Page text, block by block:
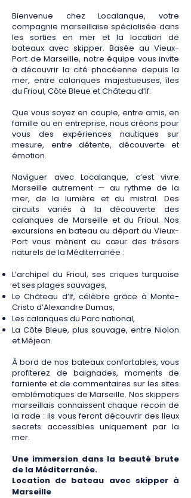
Bienvenue chez Localanque, votre
compagnie marseillaise spécialisée dans
les sorties en mer et la location de
bateaux avec skipper. Basée au Vieux-
Port de Marseille, notre équipe vous invite
à découvrir la cité phocéenne depuis la
mer, entre calanques majestueuses, îles
du Frioul, Côte Bleue et Château d’If.
Que vous soyez en couple, entre amis, en
famille ou en entreprise, nous créons pour
vous des expériences nautiques sur
mesure, entre détente, découverte et
émotion.
Naviguer avec Localanque, c’est vivre
Marseille autrement — au rythme de la
mer, de la lumière et du mistral. Des
circuits variés à la découverte des
calanques de Marseille et du Frioul. Nos
excursions en bateau au départ du Vieux-
Port vous mènent au cœur des trésors
naturels de la Méditerranée :
L’archipel du Frioul, ses criques turquoise
et ses plages sauvages,
Le Château d’If, célèbre grâce à Monte-
Cristo d’Alexandre Dumas,
Les calanques du Parc national,
La Côte Bleue, plus sauvage, entre Niolon
et Méjean.
À bord de nos bateaux confortables, vous
profiterez de baignades, moments de
farniente et de commentaires sur les sites
emblématiques de Marseille. Nos skippers
marseillais connaissent chaque recoin de
la rade : ils vous feront découvrir des lieux
secrets accessibles uniquement par la
mer.
Une immersion dans la beauté brute
de la Méditerranée.
Location de bateau avec skipper à
Marseille